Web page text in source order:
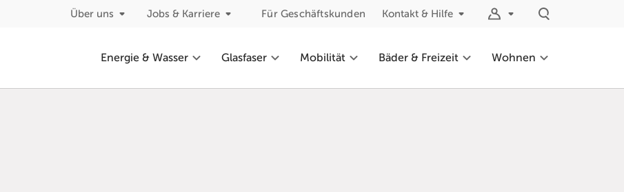
Über uns Jobs & Karriere Für Geschäftskunden Kontakt & Hilfe
Energie & Wasser Glasfaser Mobilität Bäder & Freizeit Wohnen